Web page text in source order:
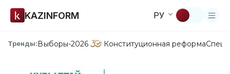
KAZINFORM РУ
Тренды:Выборы-2026 Конституционная реформа